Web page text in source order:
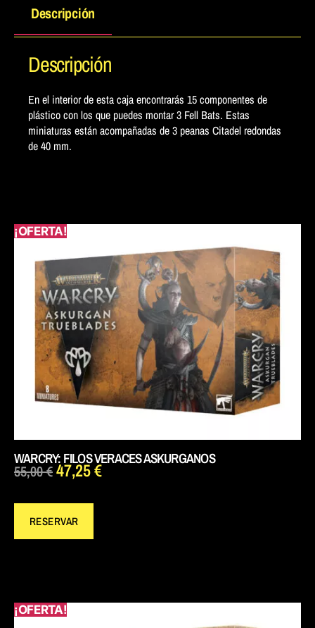
¡OFERTA!
WARCRY: FILOS VERACES ASKURGANOS
55,00€47,25€
RESERVAR
¡OFERTA!
Descripción
Descripción
En el interior de esta caja encontrarás 15 componentes de
plástico con los que puedes montar 3 Fell Bats. Estas
miniaturas están acompañadas de 3 peanas Citadel redondas
de 40 mm.